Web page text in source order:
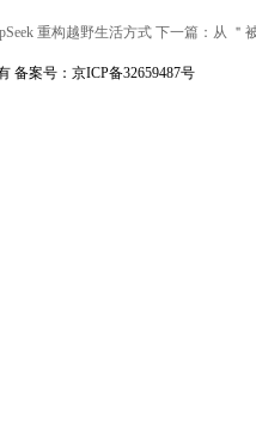
重构越野生活方式 下一篇：从 ＂
备案号：京ICP备32659487号